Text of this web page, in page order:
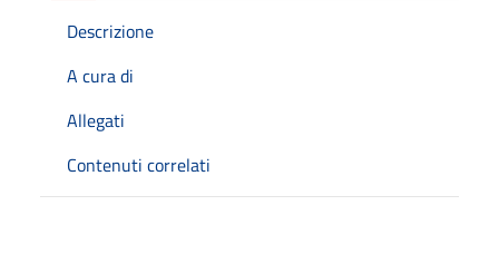
Descrizione
A cura di
Allegati
Contenuti correlati